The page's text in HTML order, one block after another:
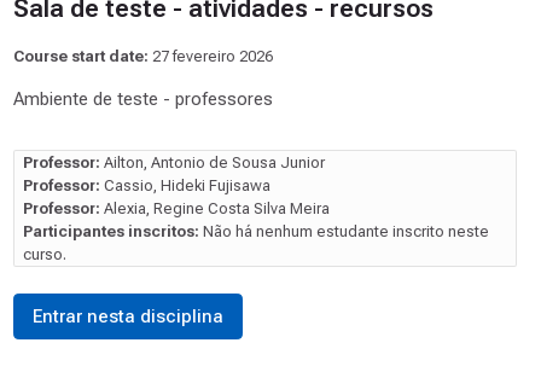
Sala de teste - atividades - recursos
Course start date: 27 fevereiro 2026
Ambiente de teste - professores
Professor: Ailton, Antonio de Sousa Junior
Professor: Cassio, Hideki Fujisawa
Professor: Alexia, Regine Costa Silva Meira
Participantes inscritos: Não há nenhum estudante inscrito neste
curso.
Entrar nesta disciplina